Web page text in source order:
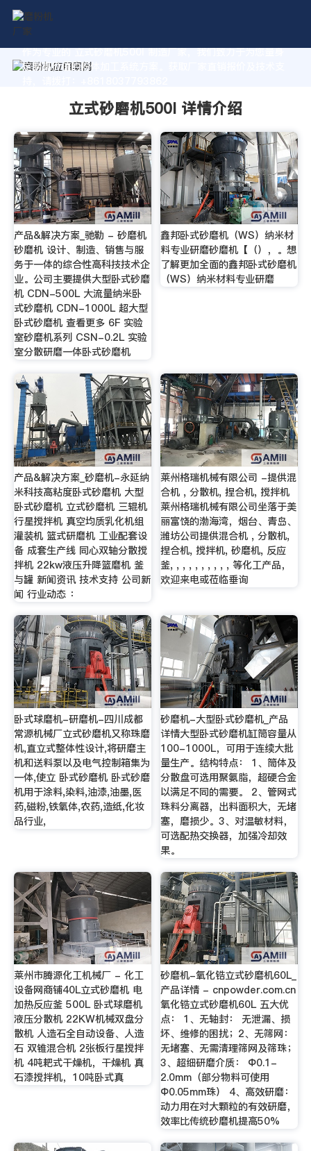
作为专业的 立式砂磨机500l 制造厂家，我们致力于为您量身
定制高价值的粉体加工系统方案。获取厂家直销报价及技术支
立式砂磨机500l 详情介绍
产品&解决方案_驰勒 - 砂磨机
砂磨机 设计、制造、销售与服
务于一体的综合性高科技技术企
业。公司主要提供大型卧式砂磨
机 CDN-500L 大流量纳米卧
式砂磨机 CDN-1000L 超大型
卧式砂磨机 查看更多 6F 实验
室砂磨机系列 CSN-0.2L 实验
室分散研磨一体卧式砂磨机
鑫邦卧式砂磨机（WS）纳米材
料专业研磨砂磨机【（），。想
了解更加全面的鑫邦卧式砂磨机
（WS）纳米材料专业研磨
产品&解决方案_砂磨机-永延纳
米科技高粘度卧式砂磨机 大型
卧式砂磨机 立式砂磨机 三辊机
行星搅拌机 真空均质乳化机组
灌装机 篮式研磨机 工业配套设
备 成套生产线 同心双轴分散搅
拌机 22kw液压升降篮磨机 釜
与罐 新闻资讯 技术支持 公司新
闻 行业动态 ：
莱州格瑞机械有限公司 -提供混
合机 , 分散机, 捏合机, 搅拌机
莱州格瑞机械有限公司坐落于美
丽富饶的渤海湾，烟台、青岛、
潍坊公司提供混合机 , 分散机,
捏合机, 搅拌机, 砂磨机, 反应
釜, , , , , , , , , , 等化工产品，
欢迎来电或莅临垂询
卧式球磨机-研磨机-四川成都
常源机械厂立式砂磨机又称珠磨
机,直立式整体性设计,将研磨主
机和送料泵以及电气控制箱集为
一体,使立 卧式砂磨机 卧式砂磨
机用于涂料,染料,油漆,油墨,医
药,磁粉,铁氧体,农药,造纸,化妆
品行业,
砂磨机-大型卧式砂磨机_产品
详情大型卧式砂磨机缸筒容量从
100-1000L，可用于连续大批
量生产。结构特点： 1、筒体及
分散盘可选用聚氨脂，超硬合金
以满足不同的需要。 2、管网式
珠料分离器，出料面积大，无堵
塞，磨损少。3、对温敏材料，
可选配热交换器，加强冷却效
果。
莱州市腾源化工机械厂 - 化工
设备网商铺40L立式砂磨机 电
加热反应釜 500L 卧式球磨机
液压分散机 22KW机械双盘分
散机 人造石全自动设备、人造
石 双锥混合机 2张板行星搅拌
机 4吨耙式干燥机，干燥机 真
石漆搅拌机，10吨卧式真
砂磨机-氧化锆立式砂磨机60L_
产品详情 - cnpowder.com.cn
氧化锆立式砂磨机60L 五大优
点： 1、无轴封： 无泄漏、损
坏、维修的困扰；2、无筛网：
无堵塞、无需清理筛网及筛珠；
3、超细研磨介质： Φ0.1-
2.0mm（部分物料可使用
Φ0.05mm珠） 4、高效研磨：
动力用在对大颗粒的有效研磨，
效率比传统砂磨机提高50%